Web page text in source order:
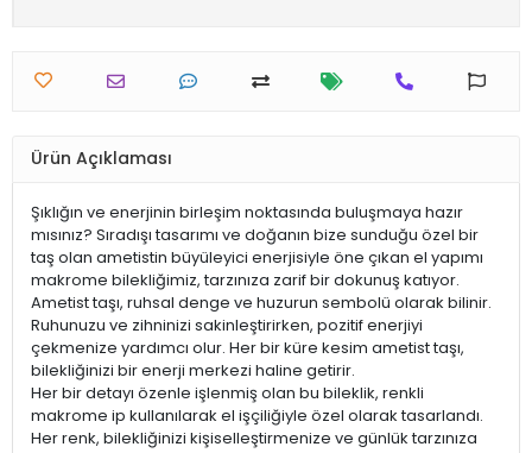
Ürün Açıklaması
Şıklığın ve enerjinin birleşim noktasında buluşmaya hazır
mısınız? Sıradışı tasarımı ve doğanın bize sunduğu özel bir
taş olan ametistin büyüleyici enerjisiyle öne çıkan el yapımı
makrome bilekliğimiz, tarzınıza zarif bir dokunuş katıyor.
Ametist taşı, ruhsal denge ve huzurun sembolü olarak bilinir.
Ruhunuzu ve zihninizi sakinleştirirken, pozitif enerjiyi
çekmenize yardımcı olur. Her bir küre kesim ametist taşı,
bilekliğinizi bir enerji merkezi haline getirir.
Her bir detayı özenle işlenmiş olan bu bileklik, renkli
makrome ip kullanılarak el işçiliğiyle özel olarak tasarlandı.
Her renk, bilekliğinizi kişiselleştirmenize ve günlük tarzınıza